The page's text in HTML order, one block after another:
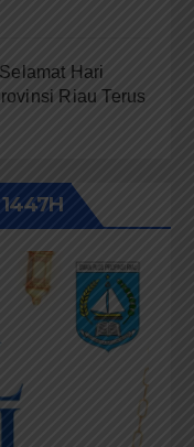
Hari
Riau Terus